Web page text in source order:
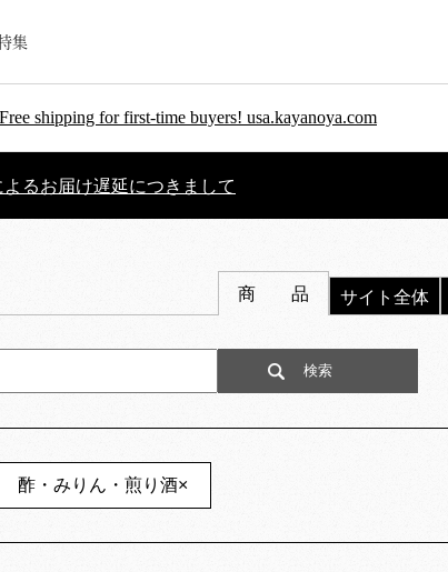
集
shipping for first-time buyers! usa.kayanoya.com
るお届け遅延につきまして
商 品 サイト全体
酢・みりん・煎り酒×